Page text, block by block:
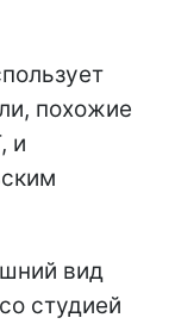
похожие
и
вид
студией